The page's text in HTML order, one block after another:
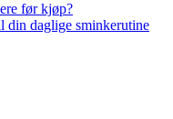
før kjøp?
din daglige sminkerutine